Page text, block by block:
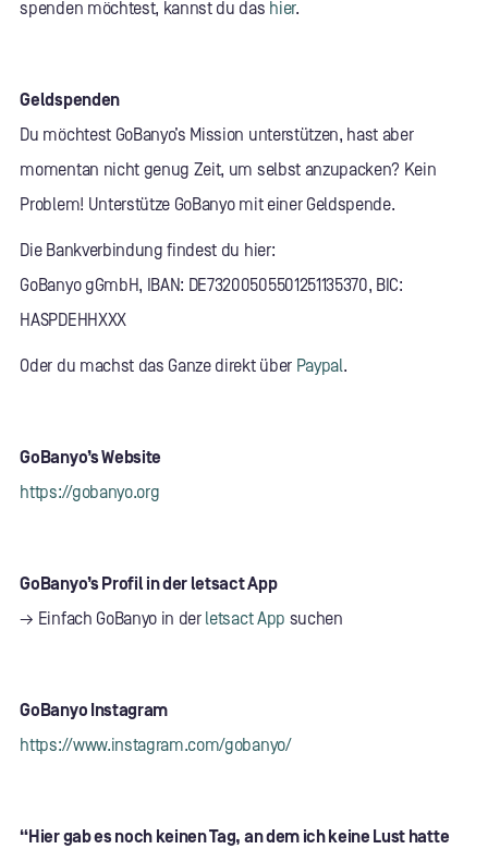
spenden möchtest, kannst du das hier.
Geldspenden
Du möchtest GoBanyo’s Mission unterstützen, hast aber
momentan nicht genug Zeit, um selbst anzupacken? Kein
Problem! Unterstütze GoBanyo mit einer Geldspende.
Die Bankverbindung findest du hier:
GoBanyo gGmbH, IBAN: DE73200505501251135370, BIC:
HASPDEHHXXX
Oder du machst das Ganze direkt über Paypal.
GoBanyo’s Website
https://gobanyo.org
GoBanyo’s Profil in der letsact App
→ Einfach GoBanyo in der letsact App suchen
GoBanyo Instagram
https://www.instagram.com/gobanyo/
“Hier gab es noch keinen Tag, an dem ich keine Lust hatte